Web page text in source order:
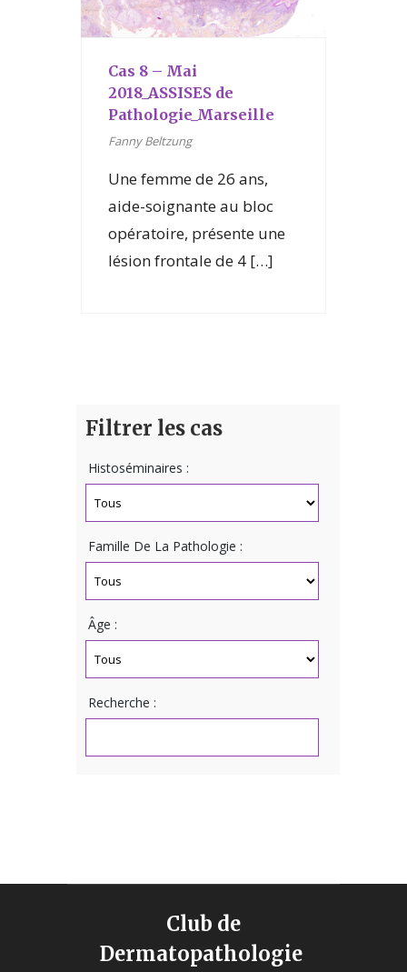
Cas 8 – Mai
2018_ASSISES de
Pathologie_Marseille
Fanny Beltzung
Une femme de 26 ans,
aide-soignante au bloc
opératoire, présente une
lésion frontale de 4 […]
Filtrer les cas
Histoséminaires :
Famille De La Pathologie :
Âge :
Recherche :
Club de
Dermatopathologie